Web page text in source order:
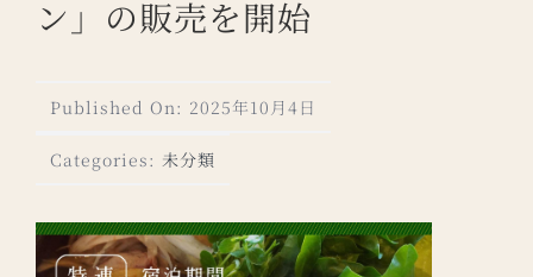
ン」の販売を開始
Published On: 2025年10月4日
Categories: 未分類